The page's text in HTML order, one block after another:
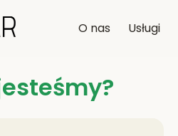
O nas Usługi